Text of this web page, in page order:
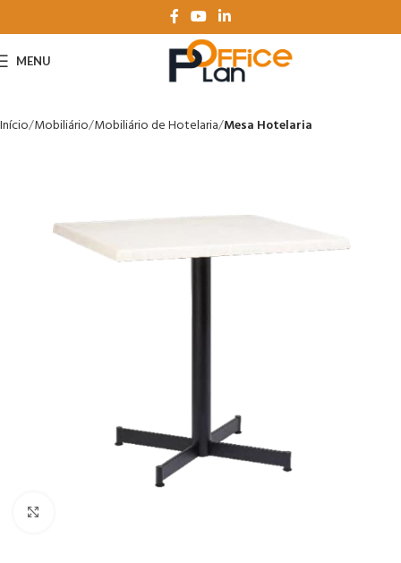
MENU
Início Mobiliário Mobiliário de Hotelaria Mesa Hotelaria